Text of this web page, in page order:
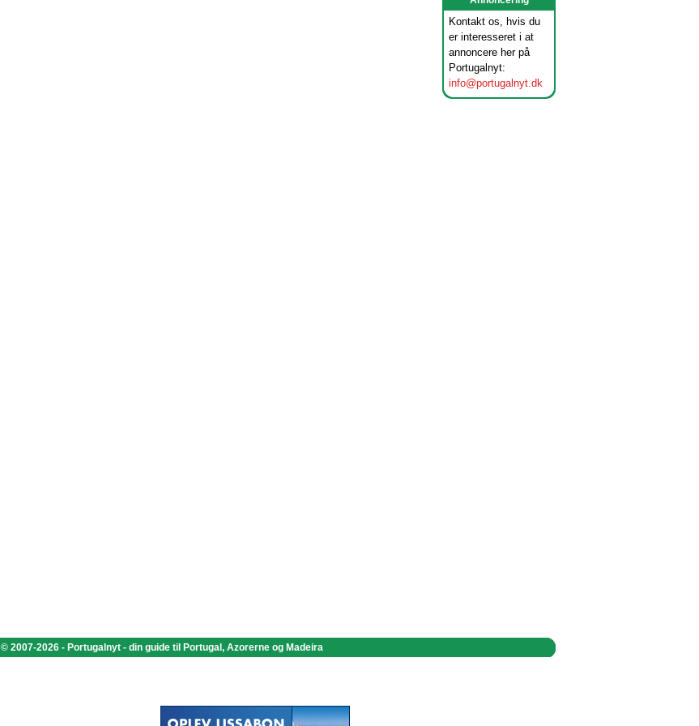
Kontakt os, hvis du
er interesseret i at
annoncere her på
Portugalnyt:
info@portugalnyt.dk
© 2007-2026 - Portugalnyt - din guide til Portugal, Azorerne og Madeira